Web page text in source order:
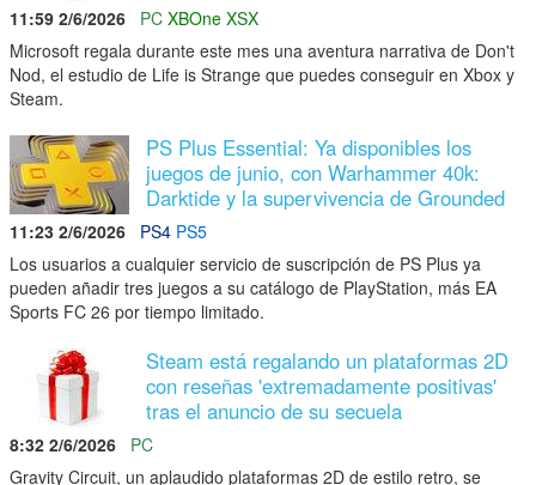
11:59 2/6/2026 PC XBOne XSX
Microsoft regala durante este mes una aventura narrativa de Don't
Nod, el estudio de Life is Strange que puedes conseguir en Xbox y
Steam.
PS Plus Essential: Ya disponibles los
juegos de junio, con Warhammer 40k:
Darktide y la supervivencia de Grounded
11:23 2/6/2026 PS4 PS5
Los usuarios a cualquier servicio de suscripción de PS Plus ya
pueden añadir tres juegos a su catálogo de PlayStation, más EA
Sports FC 26 por tiempo limitado.
Steam está regalando un plataformas 2D
con reseñas 'extremadamente positivas'
tras el anuncio de su secuela
8:32 2/6/2026
PC
Gravity Circuit, un aplaudido plataformas 2D de estilo retro, se